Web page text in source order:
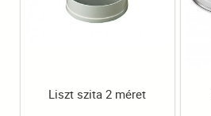
Liszt szita 2 méret